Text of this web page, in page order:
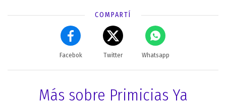
COMPARTÍ
Facebok Twitter Whatsapp
Más sobre Primicias Ya